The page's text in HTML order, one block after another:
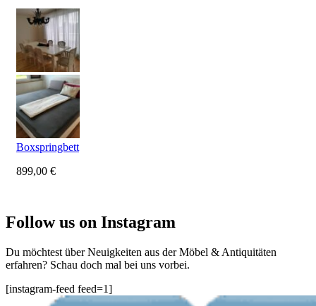
Boxspringbett
899,00 €
Follow us on Instagram
Du möchtest über Neuigkeiten aus der Möbel & Antiquitäten
erfahren? Schau doch mal bei uns vorbei.
[instagram-feed feed=1]